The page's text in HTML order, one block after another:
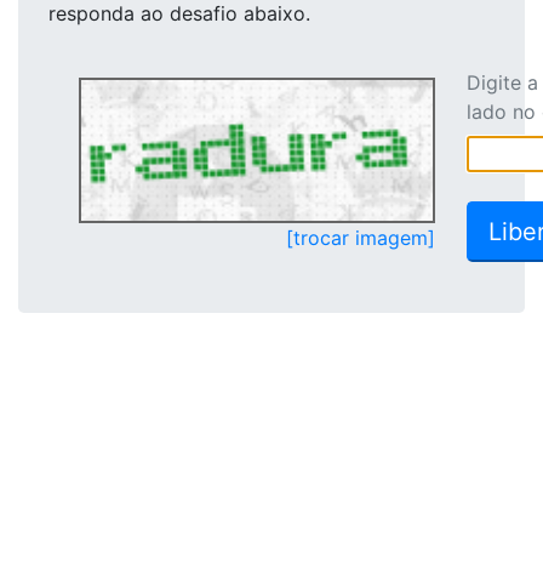
responda ao desafio abaixo.
[trocar imagem]
Digite
lado no